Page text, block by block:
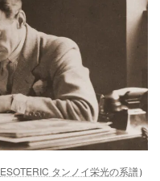
ESOTERIC タンノイ栄光の系譜）